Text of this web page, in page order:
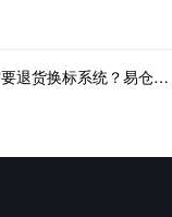
上一篇：第三方海外仓为什么需要退货换标系统？易仓WMS帮你管好这3步